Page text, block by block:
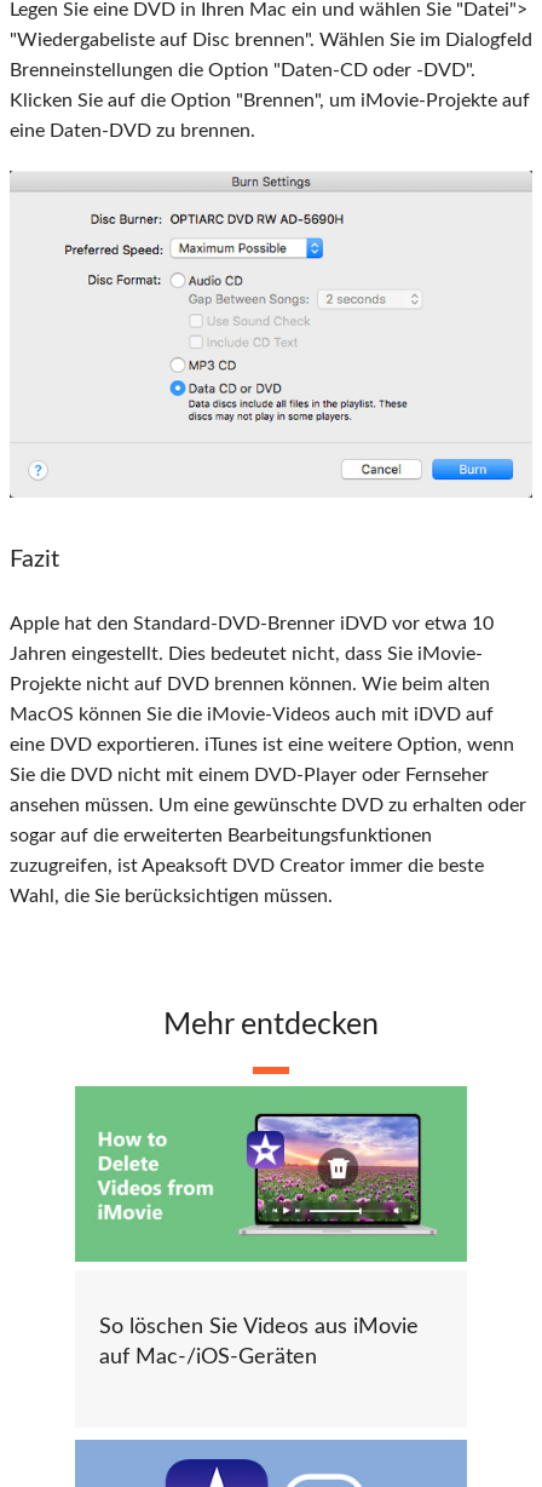
Legen Sie eine DVD in Ihren Mac ein und wählen Sie "Datei">
"Wiedergabeliste auf Disc brennen". Wählen Sie im Dialogfeld
Brenneinstellungen die Option "Daten-CD oder -DVD".
Klicken Sie auf die Option "Brennen", um iMovie-Projekte auf
eine Daten-DVD zu brennen.
Fazit
Apple hat den Standard-DVD-Brenner iDVD vor etwa 10
Jahren eingestellt. Dies bedeutet nicht, dass Sie iMovie-
Projekte nicht auf DVD brennen können. Wie beim alten
MacOS können Sie die iMovie-Videos auch mit iDVD auf
eine DVD exportieren. iTunes ist eine weitere Option, wenn
Sie die DVD nicht mit einem DVD-Player oder Fernseher
ansehen müssen. Um eine gewünschte DVD zu erhalten oder
sogar auf die erweiterten Bearbeitungsfunktionen
zuzugreifen, ist Apeaksoft DVD Creator immer die beste
Wahl, die Sie berücksichtigen müssen.
Mehr entdecken
So löschen Sie Videos aus iMovie
auf Mac-/iOS-Geräten